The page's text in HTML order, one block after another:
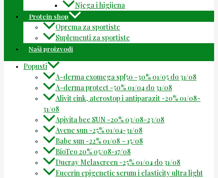
Njega i higijena
Protein shop
Oprema za sportiste
Suplementi za sportiste
Naši proizvodi
Popusti
A-derma exomega spf50 -30% 01/05 do 31/08
A-derma protect -50% 01/04 do 31/08
Alivit cink, aterostop i antiparazit -20% 01/08-
31/08
Apivita bee SUN -20% 03/08-23/08
Avene sun -25% 01/04-31/08
Babe sun -22% 01/08 – 15/08
BioTeo 20% 05/08-17/08
Ducray Melascreen -25% 01/04 do 31/08
Eucerin epigenetic serum i elasticity ultra light